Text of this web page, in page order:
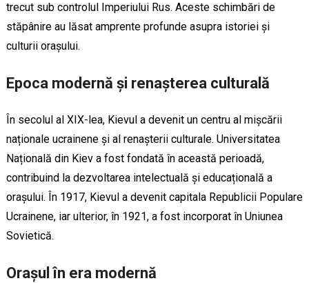
trecut sub controlul Imperiului Rus. Aceste schimbări de
stăpânire au lăsat amprente profunde asupra istoriei și
culturii orașului.
Epoca modernă și renașterea culturală
În secolul al XIX-lea, Kievul a devenit un centru al mișcării
naționale ucrainene și al renașterii culturale. Universitatea
Națională din Kiev a fost fondată în această perioadă,
contribuind la dezvoltarea intelectuală și educațională a
orașului. În 1917, Kievul a devenit capitala Republicii Populare
Ucrainene, iar ulterior, în 1921, a fost incorporat în Uniunea
Sovietică.
Orașul în era modernă